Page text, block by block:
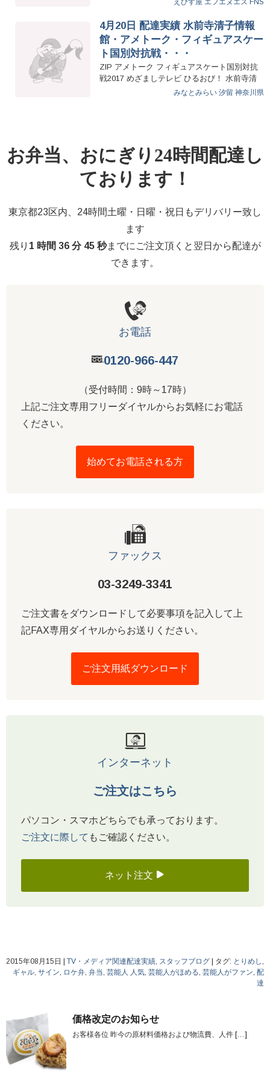
えびす屋 エフエヌエス FNS
4月20日 配達実績 水前寺清子情報
館・アメトーク・フィギュアスケー
ト国別対抗戦・・・
ZIP アメトーク フィギュアスケート国別対抗
戦2017 めざましテレビ ひるおび！ 水前寺清
みなとみらい 汐留 神奈川県
お弁当、おにぎり24時間配達し
ております！
東京都23区内、24時間土曜・日曜・祝日もデリバリー致し
ます
残り 1 時間 36 分 44 秒までにご注文頂くと翌日から配達が
できます。
お電話
0120-966-447
（受付時間：9時～17時）
上記ご注文専用フリーダイヤルからお気軽にお電話
ください。
始めてお電話される方
ファックス
03-3249-3341
ご注文書をダウンロードして必要事項を記入して上
記FAX専用ダイヤルからお送りください。
ご注文用紙ダウンロード
インターネット
ご注文はこちら
パソコン・スマホどちらでも承っております。
ご注文に際して もご確認ください。
ネット注文
2015年08月15日 TV・メディア関連配達実績, スタッフブログ タグ: とりめし,
ギャル, サイン, ロケ弁, 弁当, 芸能人 人気, 芸能人がほめる, 芸能人がファン, 配
達
価格改定のお知らせ
お客様各位 昨今の原材料価格および物流費、人件 […]